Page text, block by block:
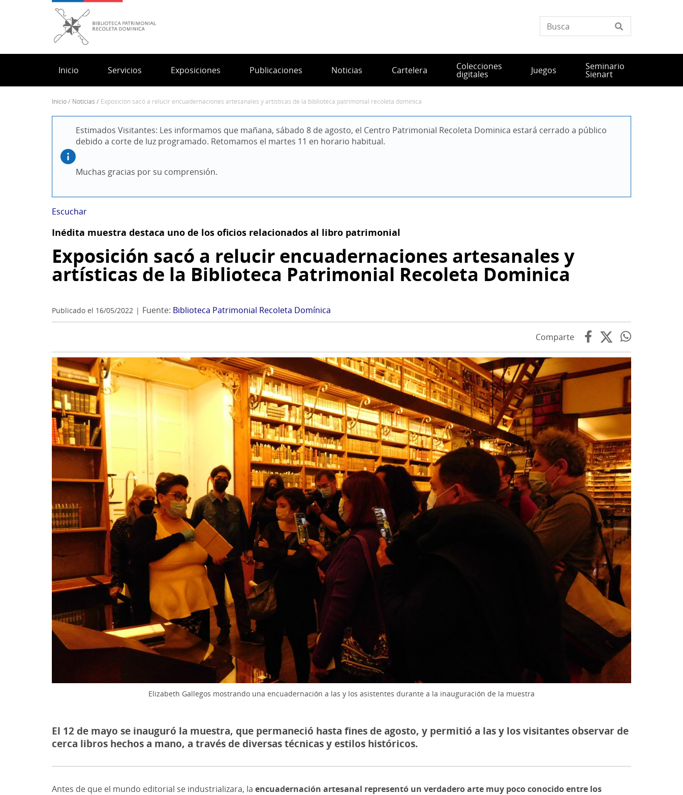
Inicio Servicios Exposiciones Publicaciones Noticias Cartelera Colecciones
digitales Juegos Seminario
Sienart
Sobrescribir
enlaces
ayuda
inicio noticias exposición sacó a relucir encuadernaciones artesanales y artísticas de la biblioteca patrimonial recoleta dominica
Estimados Visitantes: Les informamos que mañana, sábado 8 de agosto, el Centro Patrimonial Recoleta Dominica estará cerrado a público
debido a corte de luz programado. Retomamos el martes 11 en horario habitual.
Muchas gracias por su comprensión.
Escuchar
Inédita muestra destaca uno de los oficios relacionados al libro patrimonial
Exposición sacó a relucir encuadernaciones artesanales y
artísticas de la Biblioteca Patrimonial Recoleta Dominica
Publicado el 16/05/2022 Fuente: Biblioteca Patrimonial Recoleta Domínica
Comparte
Elizabeth Gallegos mostrando una encuadernación a las y los asistentes durante a la inauguración de la muestra
El 12 de mayo se inauguró la muestra, que permaneció hasta fines de agosto, y permitió a las y los visitantes observar de
cerca libros hechos a mano, a través de diversas técnicas y estilos históricos.
Antes de que el mundo editorial se industrializara, la encuadernación artesanal representó un verdadero arte muy poco conocido entre los